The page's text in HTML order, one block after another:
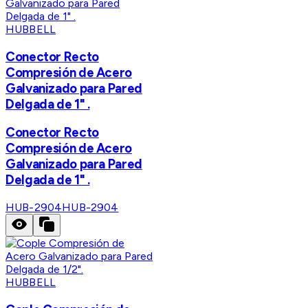
HUBBELL
Conector Recto
Compresión de Acero
Galvanizado para Pared
Delgada de 1" .
Conector Recto
Compresión de Acero
Galvanizado para Pared
Delgada de 1" .
HUB-2904HUB-2904
HUBBELL